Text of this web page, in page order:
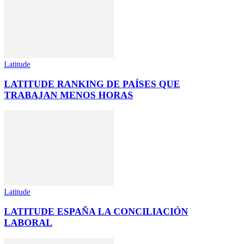
Latitude
LATITUDE RANKING DE PAÍSES QUE
TRABAJAN MENOS HORAS
Latitude
LATITUDE ESPAÑA LA CONCILIACIÓN
LABORAL